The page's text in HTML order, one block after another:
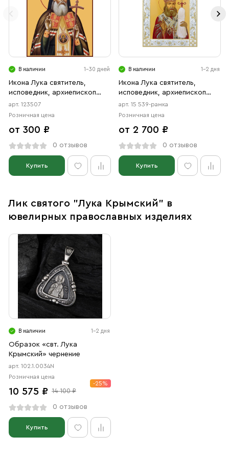
В наличии 1-30 дней
Икона Лука святитель,
исповедник, архиепископ
Крымский (АРТ.00507)
арт. 123507
Розничная цена
от 300 ₽
0 отзывов
Купить
В наличии 1-2 дня
Икона Лука святитель,
исповедник, архиепископ
Крымский в рамке
арт. 15 539-рамка
Розничная цена
от 2 700 ₽
0 отзывов
Купить
Лик святого "Лука Крымский" в
ювелирных православных изделиях
В наличии 1-2 дня
Образок «свт. Лука
Крымский» чернение
арт. 102.1.0034N
Розничная цена
10 575 ₽ 14 100 ₽
-25%
0 отзывов
Купить